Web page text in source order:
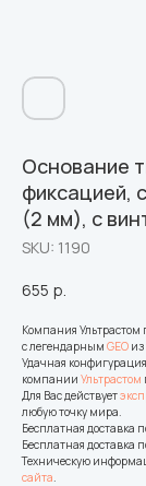
Основание
фиксацией,
(2 мм), с
SKU: 1190
655 р.
Компания Ультрастом
с легендарным GEO
Удачная
компании Ультрастом
Для Вас действует
любую точку мира.
Бесплатная доставка
Бесплатная доставка
Техническую
сайта.